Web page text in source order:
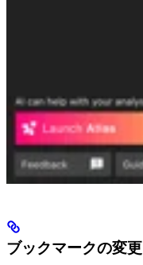
ブックマークの変更